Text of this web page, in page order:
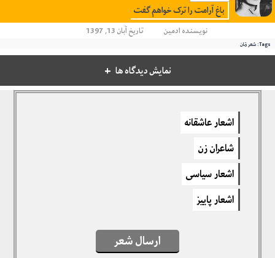
باغ آرامت را ترک خواهم گفت
نویسندهادمین تاریخ آبان 13, 1397
Tags: شعر زنان
نمایش دیدگاه ها
دیدگاهتان را بنویسید
برای نوشتن دیدگاه باید
اشعار عاشقانه
شاعران زن
اشعار سیاسی
اشعار پاییز
ارسال شعر